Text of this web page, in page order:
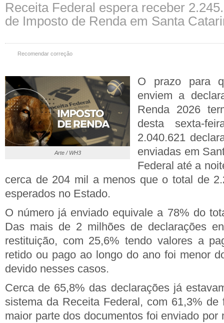
Receita Federal espera receber
de Imposto de Renda em Santa
Recomendar correção
Arte / WH3
O prazo para
enviem a
Renda 2026
desta sexta-
2.040.621
enviadas em
Federal até a
cerca de 204 mil a menos que o total de
esperados no Estado.
O número já enviado equivale a 78% do
Das mais de 2 milhões de declarações
restituição, com 25,6% tendo valores a
retido ou pago ao longo do ano foi menor
devido nesses casos.
Cerca de 65,8% das declarações já
sistema da Receita Federal, com 61,3% de
maior parte dos documentos foi enviado por